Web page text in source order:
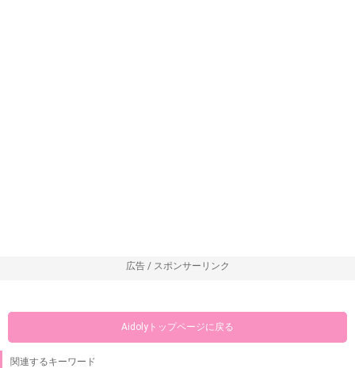
広告 / スポンサーリンク
Aidolyトップページに戻る
関連するキーワード